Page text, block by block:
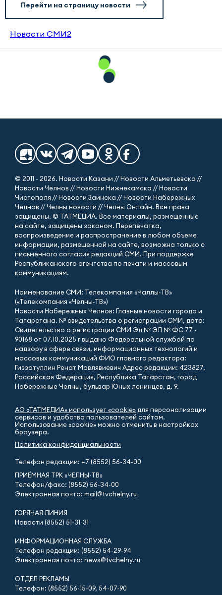
Перейти на страницу новости
Новости СМИ2
© 2011 - 2026. Новости Казани // Новости Альметьевска //
Новости Челнов // Новости Нижнекамска // Новости
Чистополя // Новости Заинска // Новости Набережных
Челнов // Челны новости // Челны Онлайн. Все права
защищены. © ТАТМЕДИА. Все материалы, размещенные
на сайте, защищены законом. Перепечатка,
воспроизведение и распространение в любом объеме
информации, размещенной на сайте, возможна только с
письменного согласия редакций СМИ. При поддержке
Республиканского агентства по печати и массовым
коммуникациям.
Наименование СМИ: Телекомпания «Чаллы-ТВ»
(«Телекомпания «Челны-ТВ»)
Новости Набережных Челнов: Главные новости города и
Татарстана. № свидетельства о регистрации СМИ, дата:
Свидетельство о регистрации СМИ Эл № ЭЛ № ФС 77 -
90168 от 07.10.2025 г выдано Федеральной службой по
надзору в сфере связи, информационных технологий и
массовых коммуникаций ФИО главного редактора:
Гиззатуллин Ренат Мавлявиевич Адрес редакции: 423827,
Российская Федерация, Республика Татарстан, город
Набережные Челны, бульвар Юных ленинцев, д. 9.
АО «ТАТМЕДИА» использует «cookie» для персонализации
сервисов и удобства пользователей сайтом.
Использование «cookie» можно отменить в настройках
браузера.
Политика конфиденциальности
Телефон редакции: +7 (8552) 56-34-00
ПРИЁМНАЯ ТРК «ЧЕЛНЫ-ТВ»
Телефон/факс: (8552) 56-34-00
Электронная почта: mail@tvchelny.ru
ГОРЯЧАЯ ЛИНИЯ
Новости (8552) 51-31-31
ИНФОРМАЦИОННАЯ СЛУЖБА
Телефон редакции: (8552) 54-29-94
Электронная почта: news@tvchelny.ru
ОТДЕЛ РЕКЛАМЫ
Телефон: (8552) 56-15-09, 54-07-90